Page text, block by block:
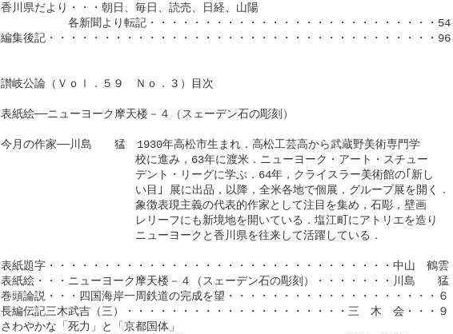
香川県だより・・・朝日、毎日、読売、日経、山陽
各新聞より転記・・・・・・・・・・・・・・・・・・・・・・・・・・54
編集後記・・・・・・・・・・・・・・・・・・・・・・・・・・・・・・・・・・・96
讃岐公論（Ｖｏｌ．５９　Ｎｏ．３）目次
表紙絵──ニューヨーク摩天楼－４（スェーデン石の彫刻）
今月の作家──川島　　猛　1930年高松市生まれ．高松工芸高から武蔵野美術専門学
校に進み，63年に渡米．ニューヨーク・アート・スチュー
デント・リーグに学ぶ．64年，クライスラー美術館の｢新し
い目｣ 展に出品，以降，全米各地で個展，グループ展を開く．
象徴表現主義の代表的作家として注目を集め，石彫，壁画
レリーフにも新境地を開いている．塩江町にアトリエを造り
ニューヨークと香川県を往来して活躍している．
表紙題字・・・・・・・・・・・・・・・・・・・・・・・・・・・・・・・中山　鶴雲
表紙絵・・・ニューヨーク摩天楼－４（スェーデン石の彫刻）・・・・・・・川島　　猛
巻頭論説・・・四国海岸一周鉄道の完成を望・・・・・・・・・・・・・・・・・・・６
長編伝記三木武吉（三）・・・・・・・・・・・・・・・・・・・・三　木　会・・・９
さわやかな「死力」と「京都国体」